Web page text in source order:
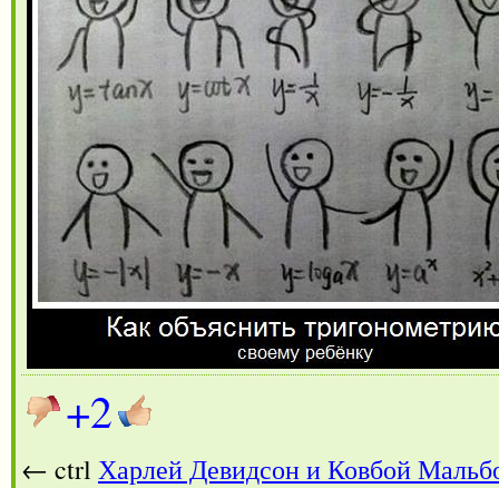
+2
← ctrl Харлей Девидсон и Ковбой